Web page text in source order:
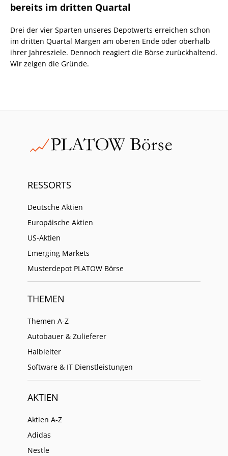
bereits im dritten Quartal
Drei der vier Sparten unseres Depotwerts erreichen schon
im dritten Quartal Margen am oberen Ende oder oberhalb
ihrer Jahresziele. Dennoch reagiert die Börse zurückhaltend.
Wir zeigen die Gründe.
RESSORTS
Deutsche Aktien
Europäische Aktien
US-Aktien
Emerging Markets
Musterdepot PLATOW Börse
THEMEN
Themen A-Z
Autobauer & Zulieferer
Halbleiter
Software & IT Dienstleistungen
AKTIEN
Aktien A-Z
Adidas
Nestle